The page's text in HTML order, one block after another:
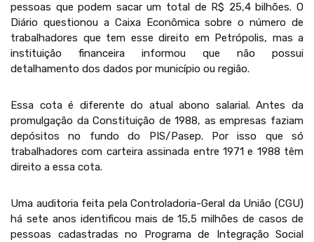
pessoas que podem sacar um total de R$ 25,4 bilhões. O
Diário questionou a Caixa Econômica sobre o número de
trabalhadores que tem esse direito em Petrópolis, mas a
instituição financeira informou que não possui
detalhamento dos dados por município ou região.
Essa cota é diferente do atual abono salarial. Antes da
promulgação da Constituição de 1988, as empresas faziam
depósitos no fundo do PIS/Pasep. Por isso que só
trabalhadores com carteira assinada entre 1971 e 1988 têm
direito a essa cota.
Uma auditoria feita pela Controladoria-Geral da União (CGU)
há sete anos identificou mais de 15,5 milhões de casos de
pessoas cadastradas no Programa de Integração Social